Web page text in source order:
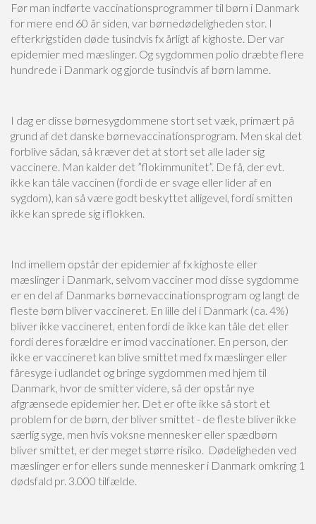
Før man indførte vaccinationsprogrammer til børn i Danmark
for mere end 60 år siden, var børnedødeligheden stor. I
efterkrigstiden døde tusindvis fx årligt af kighoste. Der var
epidemier med mæslinger. Og sygdommen polio dræbte flere
hundrede i Danmark og gjorde tusindvis af børn lamme.
I dag er disse børnesygdommene stort set væk, primært på
grund af det danske børnevaccinationsprogram. Men skal det
forblive sådan, så kræver det at stort set alle lader sig
vaccinere. Man kalder det ”flokimmunitet”. De få, der evt.
ikke kan tåle vaccinen (fordi de er svage eller lider af en
sygdom), kan så være godt beskyttet alligevel, fordi smitten
ikke kan sprede sig i flokken.
Ind imellem opstår der epidemier af fx kighoste eller
mæslinger i Danmark, selvom vacciner mod disse sygdomme
er en del af Danmarks børnevaccinationsprogram og langt de
fleste børn bliver vaccineret. En lille del i Danmark (ca. 4%)
bliver ikke vaccineret, enten fordi de ikke kan tåle det eller
fordi deres forældre er imod vaccinationer. En person, der
ikke er vaccineret kan blive smittet med fx mæslinger eller
fåresyge i udlandet og bringe sygdommen med hjem til
Danmark, hvor de smitter videre, så der opstår nye
afgrænsede epidemier her. Det er ofte ikke så stort et
problem for de børn, der bliver smittet - de fleste bliver ikke
særlig syge, men hvis voksne mennesker eller spædbørn
bliver smittet, er der meget større risiko. Dødeligheden ved
mæslinger er for ellers sunde mennesker i Danmark omkring 1
dødsfald pr. 3.000 tilfælde.